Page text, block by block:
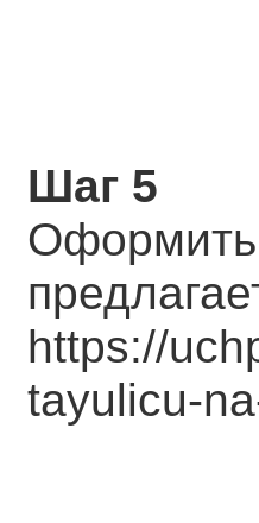
Шаг 5
Оформить
https://
tayulicu-